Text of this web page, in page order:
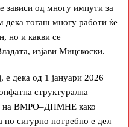
зависи од многу импути за
дека тогаш многу работи ќе
но и какви се
изјави Мицскоски.
е дека од 1 јануари 2026
структурална
на ВМРО–ДПМНЕ како
но сигурно потребно е дел